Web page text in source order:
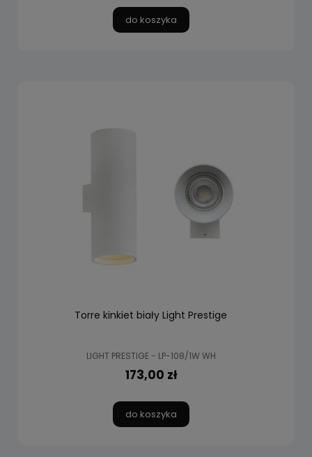
do koszyka
Torre kinkiet biały Light Prestige
LIGHT PRESTIGE - LP-108/1W WH
173,00 zł
do koszyka